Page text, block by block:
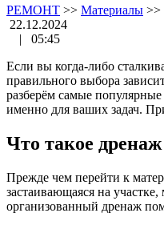
РЕМОНТ >> Материалы >>
22.12.2024
|
05:45
Если вы когда-либо
правильного выбора
разберём самые
именно для ваших задач.
Что такое
Прежде чем перейти к
застаивающаяся на
организованный дренаж